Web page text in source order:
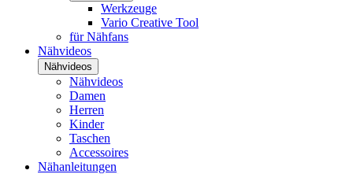
Werkzeuge
Vario Creative Tool
für Nähfans
Nähvideos
Nähvideos
Nähvideos
Damen
Herren
Kinder
Taschen
Accessoires
Nähanleitungen